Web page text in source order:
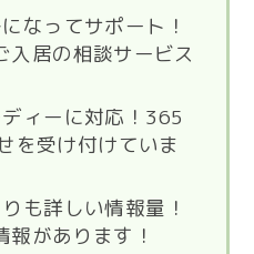
なってサポート！
入居の相談サービス
ィーに対応！365
を受け付けていま
も詳しい情報量！
があります！